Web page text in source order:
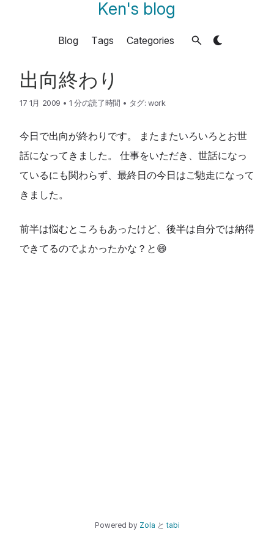
Ken's blog
Blog Tags Categories
出向終わり
17 1月 2009 • 1 分の読了時間 • タグ:work
今日で出向が終わりです。 またまたいろいろとお世
話になってきました。 仕事をいただき、世話になっ
ているにも関わらず、最終日の今日はご馳走になって
きました。
前半は悩むところもあったけど、後半は自分では納得
できてるのでよかったかな？と😄
Powered by Zola と tabi